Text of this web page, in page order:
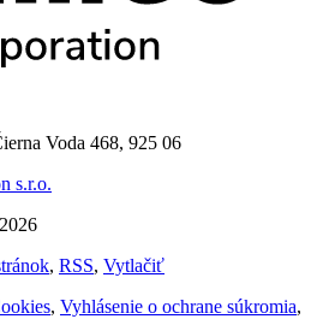
Voda 468, 925 06
s.r.o.
, RSS, Vytlačiť
, Vyhlásenie o ochrane súkromia,